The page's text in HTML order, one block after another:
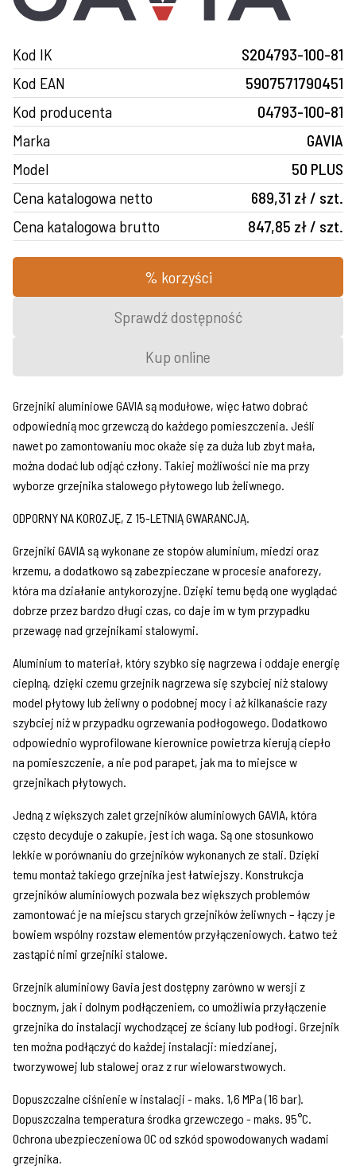
Kod IK
S204793-100-81
Kod EAN
5907571790451
Kod producenta
04793-100-81
Marka
GAVIA
Model
50 PLUS
Cena katalogowa netto
689,31 zł / szt.
Cena katalogowa brutto
847,85 zł / szt.
% korzyści
Sprawdź dostępność
Kup online
Grzejniki aluminiowe GAVIA są modułowe, więc łatwo dobrać
odpowiednią moc grzewczą do każdego pomieszczenia. Jeśli
nawet po zamontowaniu moc okaże się za duża lub zbyt mała,
można dodać lub odjąć człony. Takiej możliwości nie ma przy
wyborze grzejnika stalowego płytowego lub żeliwnego.
ODPORNY NA KOROZJĘ, Z 15-LETNIĄ GWARANCJĄ.
Grzejniki GAVIA są wykonane ze stopów aluminium, miedzi oraz
krzemu, a dodatkowo są zabezpieczane w procesie anaforezy,
która ma działanie antykorozyjne. Dzięki temu będą one wyglądać
dobrze przez bardzo długi czas, co daje im w tym przypadku
przewagę nad grzejnikami stalowymi.
Aluminium to materiał, który szybko się nagrzewa i oddaje energię
cieplną, dzięki czemu grzejnik nagrzewa się szybciej niż stalowy
model płytowy lub żeliwny o podobnej mocy i aż kilkanaście razy
szybciej niż w przypadku ogrzewania podłogowego. Dodatkowo
odpowiednio wyprofilowane kierownice powietrza kierują ciepło
na pomieszczenie, a nie pod parapet, jak ma to miejsce w
grzejnikach płytowych.
Jedną z większych zalet grzejników aluminiowych GAVIA, która
często decyduje o zakupie, jest ich waga. Są one stosunkowo
lekkie w porównaniu do grzejników wykonanych ze stali. Dzięki
temu montaż takiego grzejnika jest łatwiejszy. Konstrukcja
grzejników aluminiowych pozwala bez większych problemów
zamontować je na miejscu starych grzejników żeliwnych – łączy je
bowiem wspólny rozstaw elementów przyłączeniowych. Łatwo też
zastąpić nimi grzejniki stalowe.
Grzejnik aluminiowy Gavia jest dostępny zarówno w wersji z
bocznym, jak i dolnym podłączeniem, co umożliwia przyłączenie
grzejnika do instalacji wychodzącej ze ściany lub podłogi. Grzejnik
ten można podłączyć do każdej instalacji: miedzianej,
tworzywowej lub stalowej oraz z rur wielowarstwowych.
Dopuszczalne ciśnienie w instalacji - maks. 1,6 MPa (16 bar).
Dopuszczalna temperatura środka grzewczego - maks. 95°C.
Ochrona ubezpieczeniowa OC od szkód spowodowanych wadami
grzejnika.